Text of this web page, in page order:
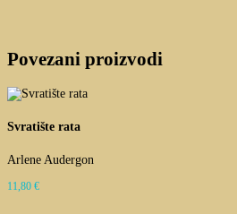
Povezani proizvodi
Svratište rata
Arlene Audergon
11,80 €